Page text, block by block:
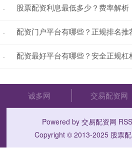
· 股票配资利息最低多少？费率解析
· 配资门户平台有哪些？正规排名推
· 配资最好平台有哪些？安全正规杠
诚多网 交易配资网
Powered by 交易配资网
Copyright © 2013-2025 股票